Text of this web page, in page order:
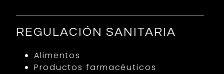
REGULACIÓN SANITARIA
Alimentos
Productos farmacéuticos